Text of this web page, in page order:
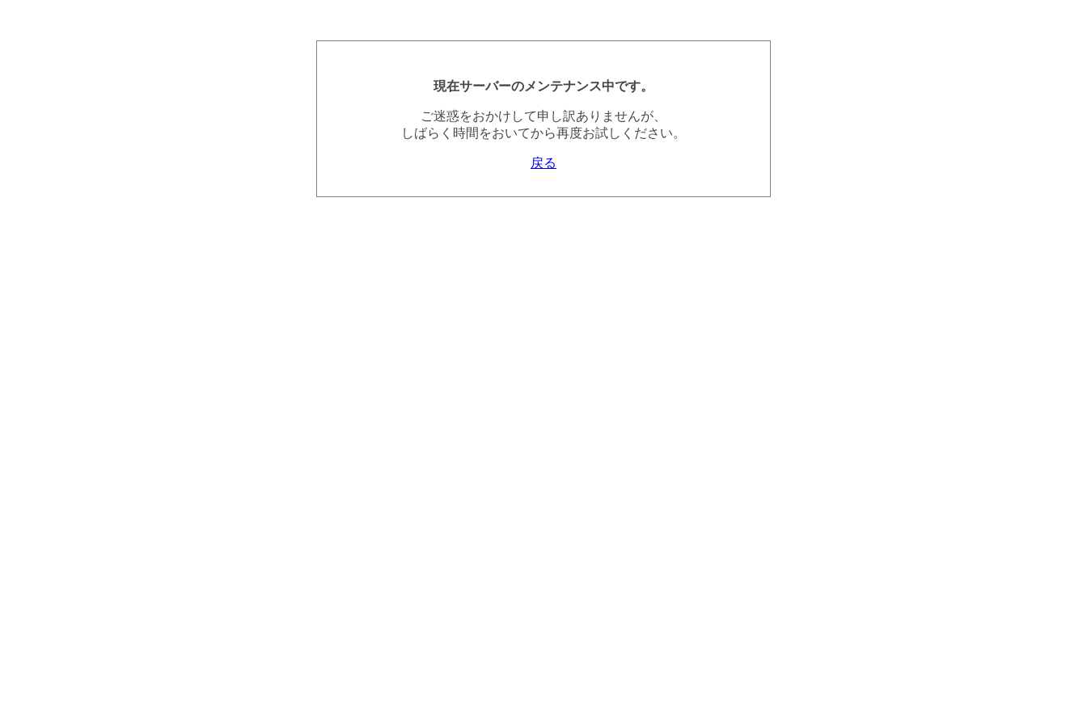
現在サーバーのメンテナンス中です。
ご迷惑をおかけして申し訳ありませんが、
しばらく時間をおいてから再度お試しください。
戻る